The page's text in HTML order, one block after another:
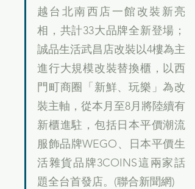
越台北南西店一館改裝新亮
相，共計33大品牌全新登場；
誠品生活武昌店改裝以4樓為主
進行大規模改裝替換櫃，以西
門町商圈「新鮮、玩樂」為改
裝主軸，從本月至8月將陸續有
新櫃進駐，包括日本平價潮流
服飾品牌WEGO、日本平價生
活雜貨品牌3COINS這兩家話
題全台首發店。(聯合新聞網)